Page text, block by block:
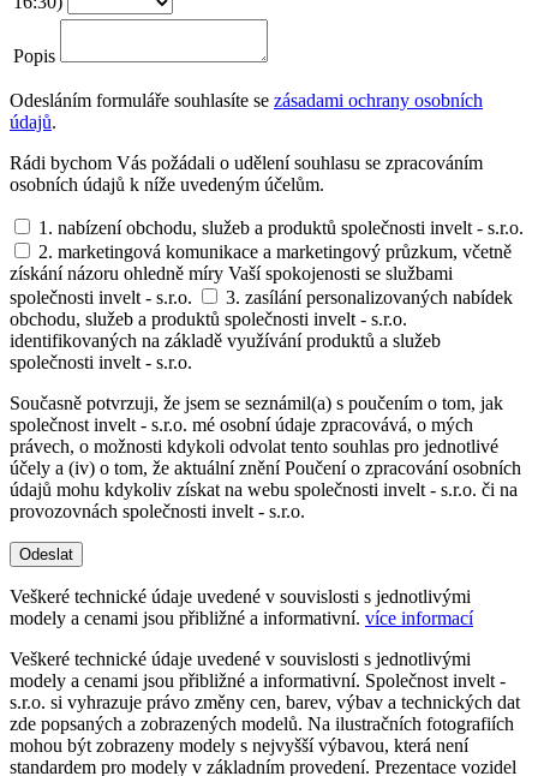
Popis
Odesláním formuláře souhlasíte se zásadami ochrany osobních
údajů.
Rádi bychom Vás požádali o udělení souhlasu se zpracováním
osobních údajů k níže uvedeným účelům.
1. nabízení obchodu, služeb a produktů společnosti invelt - s.r.o.
2. marketingová komunikace a marketingový průzkum, včetně
získání názoru ohledně míry Vaší spokojenosti se službami
společnosti invelt - s.r.o.
3. zasílání personalizovaných nabídek
obchodu, služeb a produktů společnosti invelt - s.r.o.
identifikovaných na základě využívání produktů a služeb
společnosti invelt - s.r.o.
Současně potvrzuji, že jsem se seznámil(a) s poučením o tom, jak
společnost invelt - s.r.o. mé osobní údaje zpracovává, o mých
právech, o možnosti kdykoli odvolat tento souhlas pro jednotlivé
účely a (iv) o tom, že aktuální znění Poučení o zpracování osobních
údajů mohu kdykoliv získat na webu společnosti invelt - s.r.o. či na
provozovnách společnosti invelt - s.r.o.
Odeslat
Veškeré technické údaje uvedené v souvislosti s jednotlivými
modely a cenami jsou přibližné a informativní. více informací
Veškeré technické údaje uvedené v souvislosti s jednotlivými
modely a cenami jsou přibližné a informativní. Společnost invelt -
s.r.o. si vyhrazuje právo změny cen, barev, výbav a technických dat
zde popsaných a zobrazených modelů. Na ilustračních fotografiích
mohou být zobrazeny modely s nejvyšší výbavou, která není
standardem pro modely v základním provedení. Prezentace vozidel